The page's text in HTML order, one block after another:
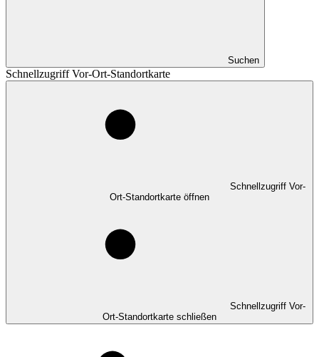
Suchen
Schnellzugriff Vor-Ort-Standortkarte
Schnellzugriff Vor-
Ort-Standortkarte öffnen
Schnellzugriff Vor-
Ort-Standortkarte schließen